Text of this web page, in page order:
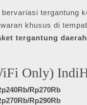
tergantung
khusus di
tergantung
Only)
Rp270Rb
Rp290Rb